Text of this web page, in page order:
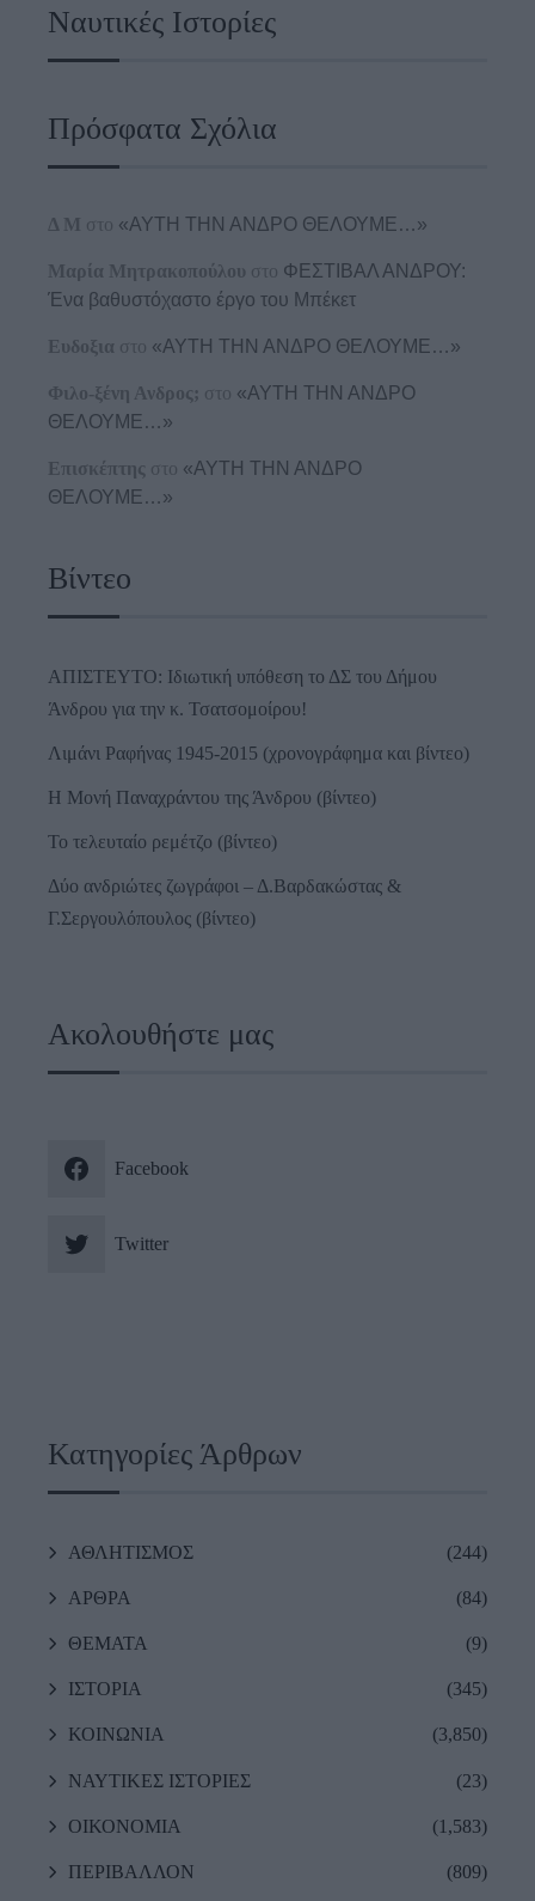
Ναυτικές Ιστορίες
Πρόσφατα Σχόλια
Δ Μ στο «ΑΥΤΗ ΤΗΝ ΑΝΔΡΟ ΘΕΛΟΥΜΕ…»
Μαρία Μητρακοπούλου στο ΦΕΣΤΙΒΑΛ ΑΝΔΡΟΥ:
Ένα βαθυστόχαστο έργο του Μπέκετ
Ευδοξια στο «ΑΥΤΗ ΤΗΝ ΑΝΔΡΟ ΘΕΛΟΥΜΕ…»
Φιλο-ξένη Ανδρος; στο «ΑΥΤΗ ΤΗΝ ΑΝΔΡΟ
ΘΕΛΟΥΜΕ…»
Επισκέπτης στο «ΑΥΤΗ ΤΗΝ ΑΝΔΡΟ
ΘΕΛΟΥΜΕ…»
Βίντεο
ΑΠΙΣΤΕΥΤΟ: Ιδιωτική υπόθεση το ΔΣ του Δήμου
Άνδρου για την κ. Τσατσομοίρου!
Λιμάνι Ραφήνας 1945-2015 (χρονογράφημα και βίντεο)
Η Μονή Παναχράντου της Άνδρου (βίντεο)
Το τελευταίο ρεμέτζο (βίντεο)
Δύο ανδριώτες ζωγράφοι – Δ.Βαρδακώστας &
Γ.Σεργουλόπουλος (βίντεο)
Ακολουθήστε μας
Facebook
Twitter
Κατηγορίες Άρθρων
ΑΘΛΗΤΙΣΜΟΣ (244)
ΑΡΘΡΑ (84)
ΘΕΜΑΤΑ (9)
ΙΣΤΟΡΙΑ (345)
ΚΟΙΝΩΝΙΑ (3,850)
ΝΑΥΤΙΚΕΣ ΙΣΤΟΡΙΕΣ (23)
ΟΙΚΟΝΟΜΙΑ (1,583)
ΠΕΡΙΒΑΛΛΟΝ (809)